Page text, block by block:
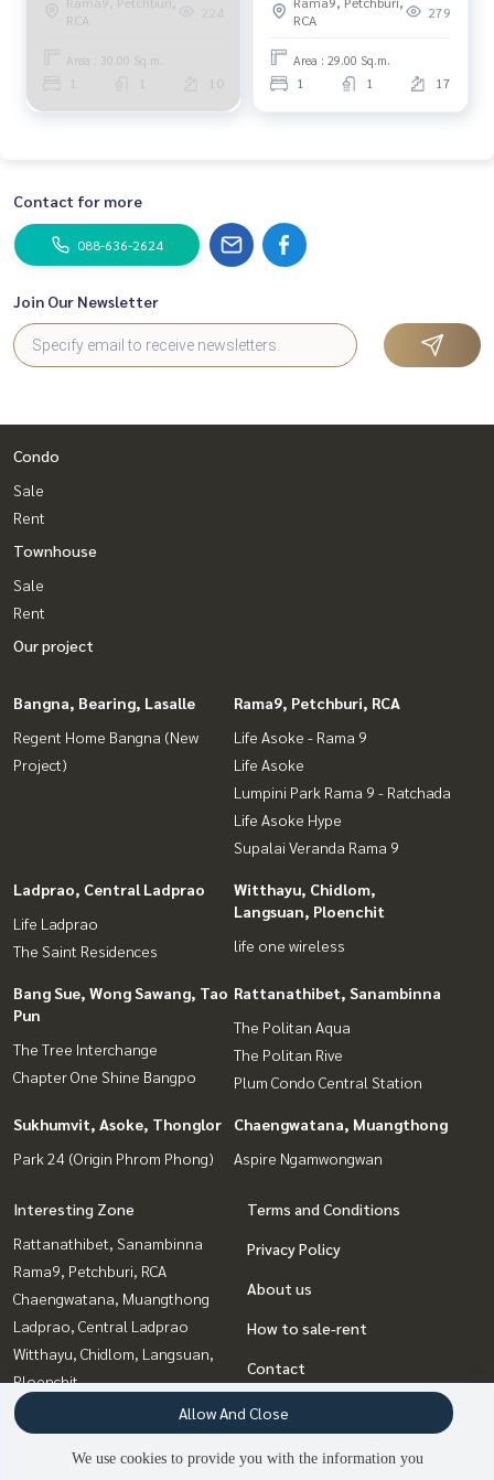
RCA
224
Area : 30.00 Sq.m.
1 1 10
RCA
279
Area : 29.00 Sq.m.
1 1 17
Contact for more
088-636-2624
Join Our Newsletter
Condo
Sale
Rent
Townhouse
Sale
Rent
Our project
Bangna, Bearing, Lasalle
Regent Home Bangna (New
Project)
Rama9, Petchburi, RCA
Life Asoke - Rama 9
Life Asoke
Lumpini Park Rama 9 - Ratchada
Life Asoke Hype
Supalai Veranda Rama 9
Ladprao, Central Ladprao
Life Ladprao
The Saint Residences
Witthayu, Chidlom,
Langsuan, Ploenchit
life one wireless
Bang Sue, Wong Sawang, Tao
Pun
The Tree Interchange
Chapter One Shine Bangpo
Rattanathibet, Sanambinna
The Politan Aqua
The Politan Rive
Plum Condo Central Station
Sukhumvit, Asoke, Thonglor
Park 24 (Origin Phrom Phong)
Chaengwatana, Muangthong
Aspire Ngamwongwan
Interesting Zone
Rattanathibet, Sanambinna
Rama9, Petchburi, RCA
Chaengwatana, Muangthong
Ladprao, Central Ladprao
Witthayu, Chidlom, Langsuan,
Ploenchit
Sukhumvit, Asoke, Thonglor
Bangna, Bearing, Lasalle
Bang Sue, Wong Sawang, Tao
Terms and Conditions
Privacy Policy
About us
How to sale-rent
Contact
We use cookies to provide you with the information you
Allow And Close